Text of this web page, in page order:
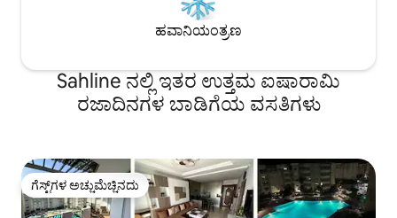
ಹವಾನಿಯಂತ್ರಣ
Sahline ನಲ್ಲಿ ಇತರ ಉತ್ತಮ ಐಷಾರಾಮಿ
ರಜಾದಿನಗಳ ಬಾಡಿಗೆಯ ವಸತಿಗಳು
ಗೆಸ್ಟ್‌ಗಳ ಅಚ್ಚುಮೆಚ್ಚಿನದು
ಗೆಸ್ಟ್‌ಗಳ ಅಚ್ಚುಮೆಚ್ಚಿನದು